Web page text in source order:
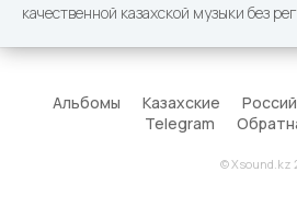
качественной казахской музыки без
Альбомы Казахские
Telegram
© Xsound.kz